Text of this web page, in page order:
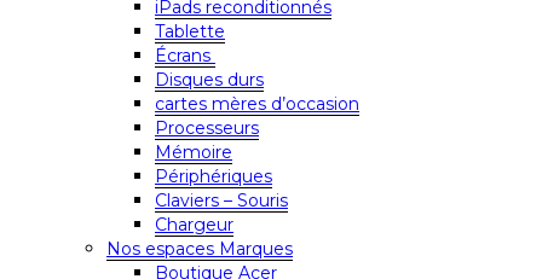
iPads reconditionnés
Tablette
Écrans
Disques durs
cartes mères d’occasion
Processeurs
Mémoire
Périphériques
Claviers – Souris
Chargeur
Nos espaces Marques
Boutique Acer